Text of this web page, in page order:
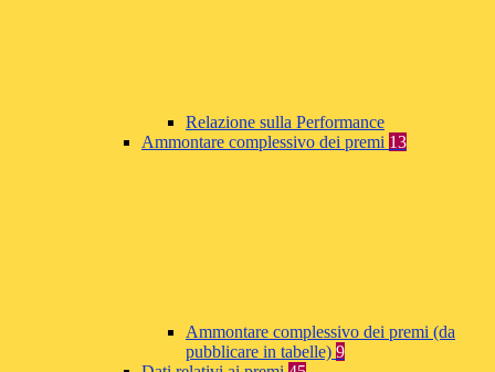
Relazione sulla Performance
Ammontare complessivo dei premi 13
Ammontare complessivo dei premi (da
pubblicare in tabelle) 9